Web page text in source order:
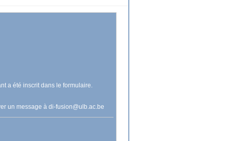
a été inscrit dans le formulaire.
un message à di-fusion@ulb.ac.be